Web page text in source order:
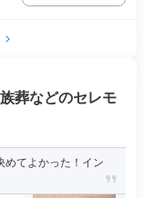
葬などのセレモ
めてよかった！イン